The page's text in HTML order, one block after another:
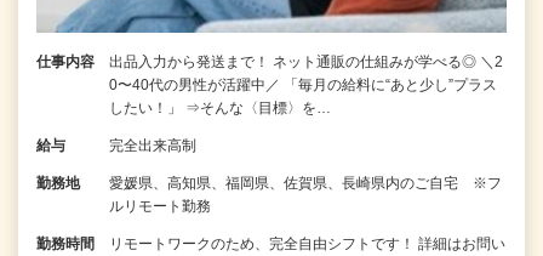
仕事内容
出品入力から発送まで！ ネット通販の仕組みが学べる◎ ＼2
0〜40代の男性が活躍中／ 「毎月の給料に“あと少し”プラス
したい！」 ⇒そんな〈目標〉を…
給与 完全出来高制
勤務地
愛媛県、高知県、福岡県、佐賀県、長崎県内のご自宅 ※フ
ルリモート勤務
勤務時間
リモートワークのため、完全自由シフトです！ 詳細はお問い